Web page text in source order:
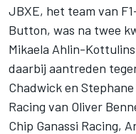
JBXE, het team van
Button, was na twee
Mikaela Ahlin-
daarbij aantreden
Chadwick en
Racing van Oliver
Chip Ganassi Racing,